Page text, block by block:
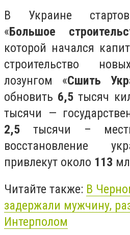
В Украине
«Большое
которой начался
строительство
лозунгом «Сшить
обновить 6,5 тысяч
тысячи —
2,5 тысячи –
восстановление
привлекут около 113
Читайте также: В
задержали мужчину,
Интерполом